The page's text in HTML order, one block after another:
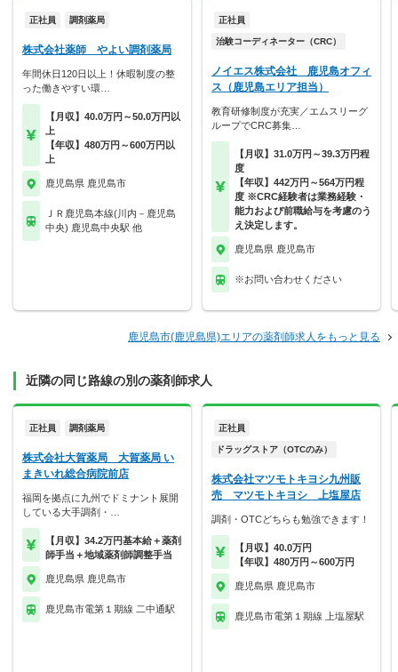
正社員 調剤薬局
株式会社薬師 やよい調剤薬局
年間休日120日以上！休暇制度の整
った働きやすい環…
【月収】40.0万円～50.0万円以
上
【年収】480万円～600万円以
上
鹿児島県 鹿児島市
ＪＲ鹿児島本線(川内－鹿児島
中央) 鹿児島中央駅 他
正社員
治験コーディネーター（CRC）
ノイエス株式会社 鹿児島オフィ
ス（鹿児島エリア担当）
教育研修制度が充実／エムスリーグ
ループでCRC募集…
【月収】31.0万円～39.3万円程
度
【年収】442万円～564万円程
度 ※CRC経験者は業務経験・
能力および前職給与を考慮のう
え決定します。
鹿児島県 鹿児島市
※お問い合わせください
鹿児島市(鹿児島県)エリアの薬剤師求人をもっと見る
近隣の同じ路線の別の薬剤師求人
正社員 調剤薬局
株式会社大賀薬局 大賀薬局 い
まきいれ総合病院前店
福岡を拠点に九州でドミナント展開
している大手調剤・…
【月収】34.2万円基本給＋薬剤
師手当＋地域薬剤師調整手当
鹿児島県 鹿児島市
鹿児島市電第１期線 二中通駅
正社員
ドラッグストア（OTCのみ）
株式会社マツモトキヨシ九州販
売 マツモトキヨシ 上塩屋店
調剤・OTCどちらも勉強できます！
【月収】40.0万円
【年収】480万円～600万円
鹿児島県 鹿児島市
鹿児島市電第１期線 上塩屋駅